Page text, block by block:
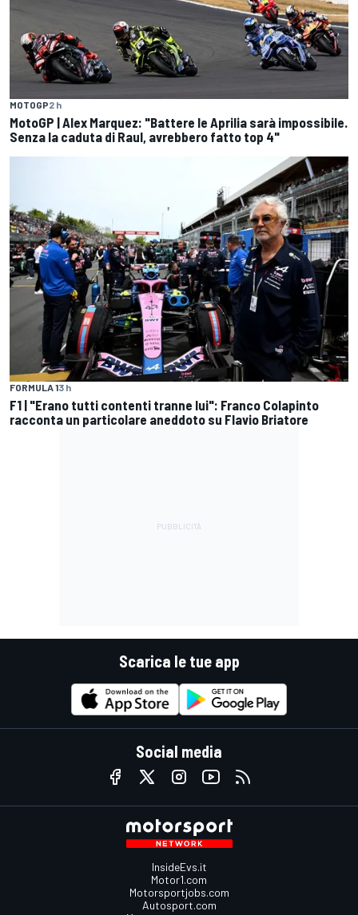
MOTOGP2 h
MotoGP | Alex Marquez: "Battere le Aprilia sarà impossibile.
Senza la caduta di Raul, avrebbero fatto top 4"
FORMULA 13 h
F1 | "Erano tutti contenti tranne lui": Franco Colapinto
racconta un particolare aneddoto su Flavio Briatore
Scarica le tue app
Social media
InsideEvs.it
Motor1.com
Motorsportjobs.com
Autosport.com